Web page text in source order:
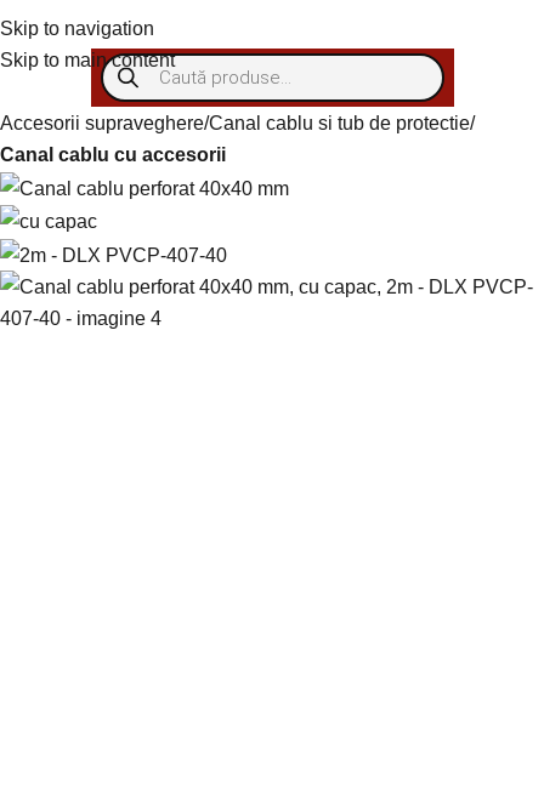
Skip to navigation
Skip to main content
Autentificare/
Accesorii supraveghere Canal cablu si tub de protectie
Canal cablu cu accesorii